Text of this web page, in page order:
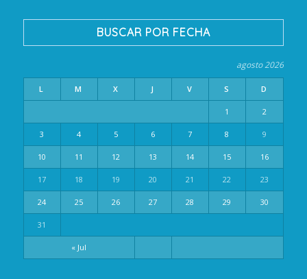
BUSCAR POR FECHA
agosto 2026
L M X J V S D
« Jul
1 2
3 4 5 6 7 8 9
10 11 12 13 14 15 16
17 18 19 20 21 22 23
24 25 26 27 28 29 30
31